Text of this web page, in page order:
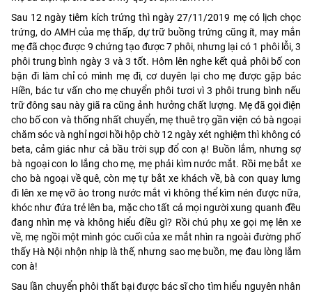
Sau 12 ngày tiêm kích trứng thì ngày 27/11/2019 mẹ có lịch chọc
trứng, do AMH của mẹ thấp, dự trữ buồng trứng cũng ít, may mắn
mẹ đã chọc được 9 chứng tạo được 7 phôi, nhưng lại có 1 phôi lỗi, 3
phôi trung bình ngày 3 và 3 tốt. Hôm lên nghe kết quả phôi bố con
bận đi làm chỉ có mình mẹ đi, cơ duyên lại cho mẹ được gặp bác
Hiền, bác tư vấn cho mẹ chuyển phôi tươi vì 3 phôi trung bình nếu
trữ đông sau này giã ra cũng ảnh hưởng chất lượng. Mẹ đã gọi điện
cho bố con và thống nhất chuyển, mẹ thuê trọ gần viện có bà ngoại
chăm sóc và nghỉ ngơi hồi hộp chờ 12 ngày xét nghiệm thì không có
beta, cảm giác như cả bầu trời sụp đổ con ạ! Buồn lắm, nhưng sợ
bà ngoại con lo lắng cho mẹ, mẹ phải kìm nước mắt. Rồi mẹ bắt xe
cho bà ngoại về quê, còn mẹ tự bắt xe khách về, bà con quay lưng
đi lên xe mẹ vỡ ào trong nước mắt vì không thể kìm nén được nữa,
khóc như đứa trẻ lên ba, mặc cho tất cả mọi người xung quanh đều
đang nhìn mẹ và không hiểu điều gì? Rồi chú phụ xe gọi mẹ lên xe
về, mẹ ngồi một mình góc cuối của xe mắt nhìn ra ngoài đường phố
thấy Hà Nội nhộn nhịp là thế, nhưng sao mẹ buồn, mẹ đau lòng lắm
con à!
Sau lần chuyển phôi thất bại được bác sĩ cho tìm hiểu nguyên nhân